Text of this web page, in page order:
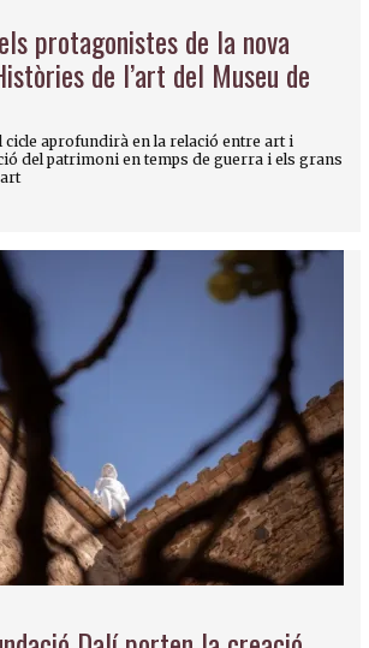
protagonistes de la nova
de l’art del Museu de
cicle aprofundirà en la relació entre art i
del patrimoni en temps de guerra i els grans